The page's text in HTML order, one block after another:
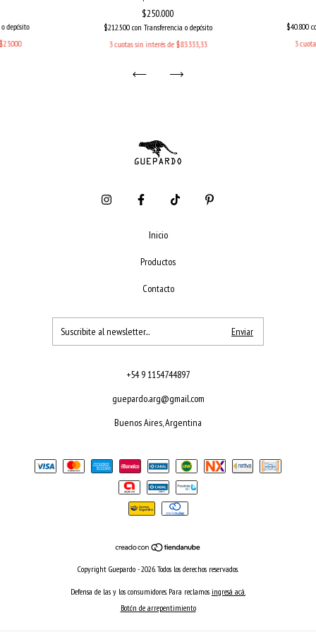
depósito
$250.000
$212.500 con Transferencia o depósito
3 cuotas sin interés de $83.333,33
$40.800
3
Inicio
Productos
Contacto
+54 9 1154744897
guepardo.arg@gmail.com
Buenos Aires, Argentina
Copyright Guepardo - 2026. Todos los derechos reservados.
Defensa de las y los consumidores. Para reclamos ingresá acá.
Botón de arrepentimiento